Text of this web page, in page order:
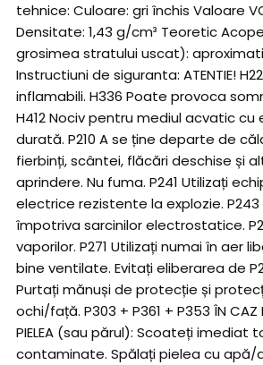
tehnice: Culoare: gri închis Valoare
Densitate: 1,43 g/cm³ Teoretic
grosimea stratului uscat):
Instructiuni de siguranta: ATENTIE!
inflamabili. H336 Poate provoca
H412 Nociv pentru mediul acvatic
durată. P210 A se ține departe de
fierbinți, scântei, flăcări deschise și
aprindere. Nu fuma. P241 Utilizați
electrice rezistente la explozie. P243
împotriva sarcinilor electrostatice.
vaporilor. P271 Utilizați numai în aer
bine ventilate. Evitați eliberarea de
Purtați mănuși de protecție și
ochi/față. P303 + P361 + P353 ÎN CAZ
PIELEA (sau părul): Scoateți imediat
contaminate. Spălați pielea cu apă/